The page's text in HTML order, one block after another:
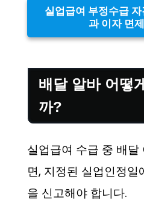
실업급여 부정수급
과 이자 면
배달 알바 어떻
까?
실업급여 수급 중 배
면, 지정된 실업인정일
을 신고해야 합니다.